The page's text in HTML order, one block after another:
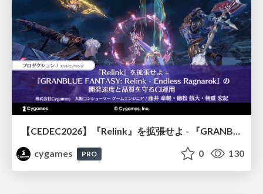
【CEDEC2026】『Relink』を拡張せよ - 『GRANBLUE FANTASY: Relink - Endless Ragnarok』の開発速度と品質を守るCI運用
cygames
PRO 0 130